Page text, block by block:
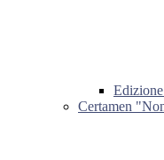
Certamen